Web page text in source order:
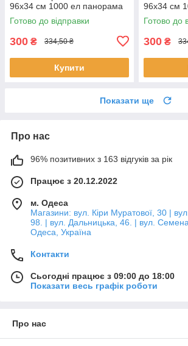
96х34 см 1000 ел панорама
Готово до відправки
300 ₴ 334,50 ₴
Купити
96х34 см
Готово до
300 ₴
Показати ще
Про нас
96% позитивних з 163 відгуків за рік
Працює з 20.12.2022
м. Одеса
Магазини: вул. Кіри Муратової, 30 |
98. | вул. Дальницька, 46. | вул.
Одеса, Україна
Контакти
Сьогодні працює з 09:00 до 18:00
Показати весь графік роботи
Про нас